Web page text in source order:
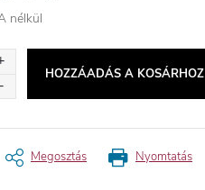
nélkül
HOZZÁADÁS A KOSÁRHOZ
Nyomtatás
Megosztás